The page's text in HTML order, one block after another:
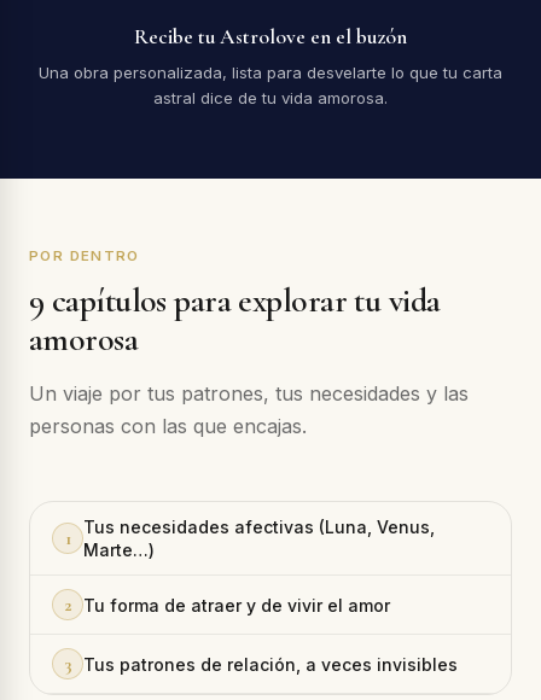
Recibe tu Astrolove en el buzón
Una obra personalizada, lista para desvelarte lo que tu carta
astral dice de tu vida amorosa.
POR DENTRO
9 capítulos para explorar tu vida
amorosa
Un viaje por tus patrones, tus necesidades y las
personas con las que encajas.
1
Tus necesidades afectivas (Luna, Venus,
Marte…)
2 Tu forma de atraer y de vivir el amor
3 Tus patrones de relación, a veces invisibles